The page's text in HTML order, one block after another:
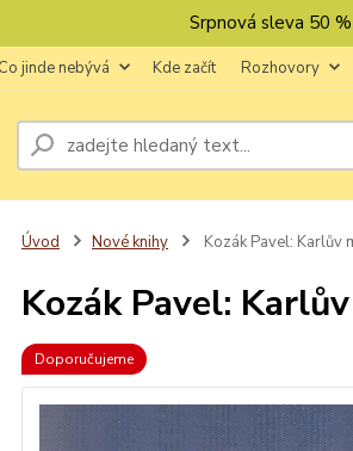
Srpnová sleva 50
Co jinde nebývá Kde začít Rozhovory
Úvod Nové knihy Kozák Pavel: Karlův
Kozák Pavel:
Doporučujeme